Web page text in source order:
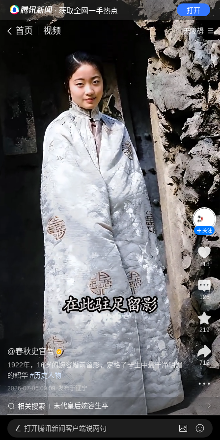
· 获取全网一手热点 打开
首页 视频 无障碍
@春秋史官号
1922年，16岁的婉容婚前留影，定格了一生中最干净明媚
的韶华 #历史人物
2026-07-05 09:09 发布于辽宁
相关搜索 末代皇后婉容生平
关注
818
126
219
712
打开腾讯新闻客户端说两句